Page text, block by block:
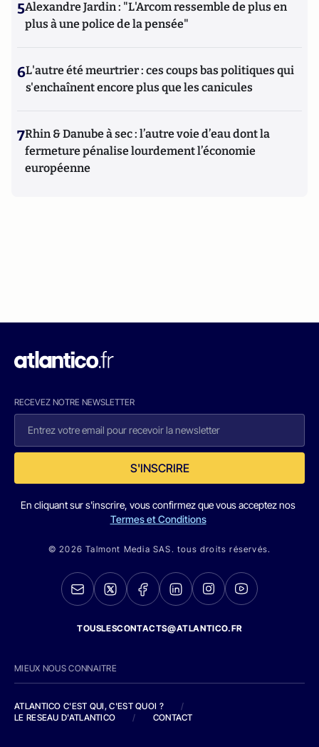
5Alexandre Jardin : "L'Arcom ressemble de plus en
plus à une police de la pensée"
6L'autre été meurtrier : ces coups bas politiques qui
s'enchaînent encore plus que les canicules
7Rhin & Danube à sec : l’autre voie d’eau dont la
fermeture pénalise lourdement l’économie
européenne
RECEVEZ NOTRE NEWSLETTER
S'INSCRIRE
En cliquant sur s'inscrire, vous confirmez que vous acceptez nos
Termes et Conditions
© 2026 Talmont Media SAS. tous droits réservés.
TOUSLESCONTACTS@ATLANTICO.FR
MIEUX NOUS CONNAITRE
ATLANTICO C'EST QUI, C'EST QUOI ?
/
LE RESEAU D'ATLANTICO
/ CONTACT